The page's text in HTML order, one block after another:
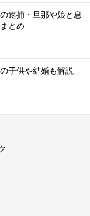
逮捕・旦那や娘と息
とめ
子供や結婚も解説